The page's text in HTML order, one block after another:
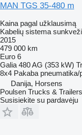
MAN TGS 35-480 m
Kaina pagal užklausimą
Kabelių sistema
2015
479 000 km
Euro 6
Galia 480 AG (353 kW)
8x4 Pakaba pneumatika/
Danija, Horsens
Poulsen Trucks &
Susisiekite su pardavėju